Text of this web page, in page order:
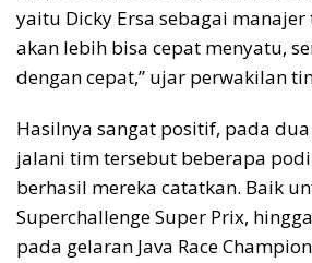
yaitu Dicky Ersa sebagai manajer
akan lebih bisa cepat menyatu,
dengan cepat,” ujar perwakilan
Hasilnya sangat positif, pada
jalani tim tersebut beberapa
berhasil mereka catatkan. Baik
Superchallenge Super Prix,
pada gelaran Java Race